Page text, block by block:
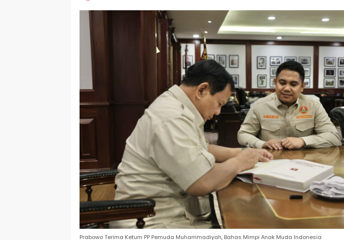
Prabowo Terima Ketum PP Pemuda Muhammadiyah, Bahas Mimpi Anak Muda Indonesia